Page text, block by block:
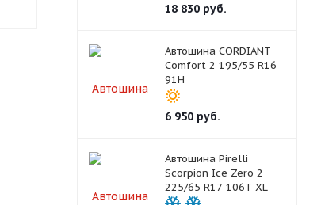
18 830руб.
Автошина CORDIANT
Comfort 2 195/55 R16
91H
6 950руб.
Автошина Pirelli
Scorpion Ice Zero 2
225/65 R17 106T XL